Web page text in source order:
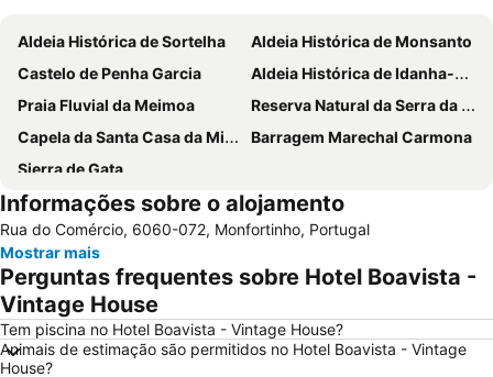
Aldeia Histórica de Sortelha
Aldeia Histórica de Monsanto
Castelo de Penha Garcia
Aldeia Histórica de Idanha-a-Velha
Praia Fluvial da Meimoa
Reserva Natural da Serra da Malcata
Capela da Santa Casa da Misericórdia de Alfaiates
Barragem Marechal Carmona
Sierra de Gata
Informações sobre o alojamento
Rua do Comércio, 6060-072, Monfortinho, Portugal
Mostrar mais
Perguntas frequentes sobre Hotel Boavista -
Vintage House
Tem piscina no Hotel Boavista - Vintage House?
Animais de estimação são permitidos no Hotel Boavista - Vintage
House?